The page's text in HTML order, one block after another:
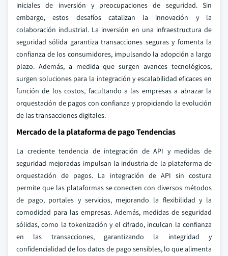
iniciales de inversión y preocupaciones de seguridad. Sin
embargo, estos desafíos catalizan la innovación y la
colaboración industrial. La inversión en una infraestructura de
seguridad sólida garantiza transacciones seguras y fomenta la
confianza de los consumidores, impulsando la adopción a largo
plazo. Además, a medida que surgen avances tecnológicos,
surgen soluciones para la integración y escalabilidad eficaces en
función de los costos, facultando a las empresas a abrazar la
orquestación de pagos con confianza y propiciando la evolución
de las transacciones digitales.
Mercado de la plataforma de pago Tendencias
La creciente tendencia de integración de API y medidas de
seguridad mejoradas impulsan la industria de la plataforma de
orquestación de pagos. La integración de API sin costura
permite que las plataformas se conecten con diversos métodos
de pago, portales y servicios, mejorando la flexibilidad y la
comodidad para las empresas. Además, medidas de seguridad
sólidas, como la tokenización y el cifrado, inculcan la confianza
en las transacciones, garantizando la integridad y
confidencialidad de los datos de pago sensibles, lo que alimenta